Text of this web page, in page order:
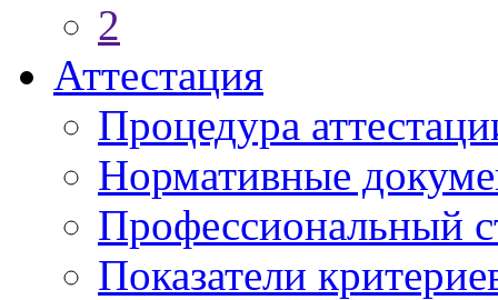
2
Аттестация
Процедура
Нормативные
Профессиональный
Показатели